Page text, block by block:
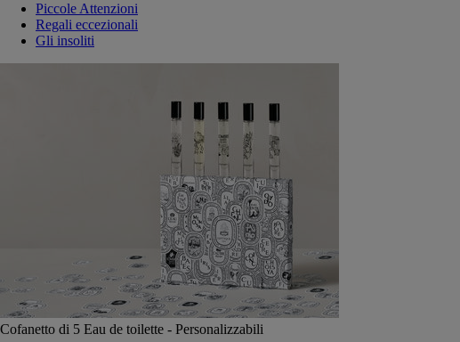
Piccole Attenzioni
Regali eccezionali
Gli insoliti
Cofanetto di 5 Eau de toilette - Personalizzabili